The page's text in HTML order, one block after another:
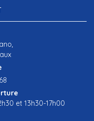
et 13h30-17h00